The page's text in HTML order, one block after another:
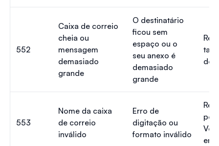
552
Caixa de correio
cheia ou
mensagem
demasiado
grande
O destinatário
ficou sem
espaço ou o
seu anexo é
demasiado
grande
553
Nome da caixa
de correio
inválido
Erro de
digitação ou
formato inválido